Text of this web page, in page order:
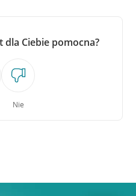
dla Ciebie pomocna?
Nie